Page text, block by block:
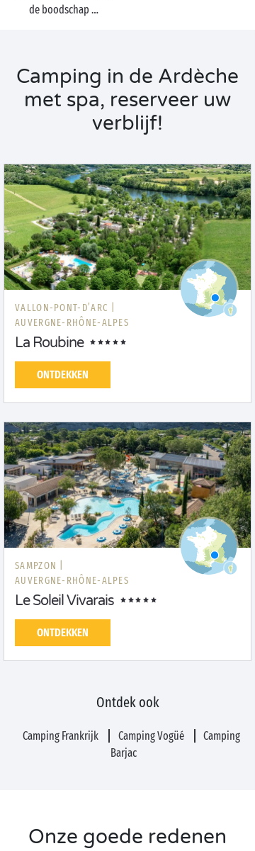
de boodschap …
Camping in de Ardèche
met spa, reserveer uw
verblijf!
VALLON-PONT-D’ARC |
AUVERGNE-RHÔNE-ALPES
La Roubine
ONTDEKKEN
SAMPZON |
AUVERGNE-RHÔNE-ALPES
Le Soleil Vivarais
ONTDEKKEN
Ontdek ook
Camping Frankrijk Camping Vogüé
Camping
Barjac
Onze goede redenen